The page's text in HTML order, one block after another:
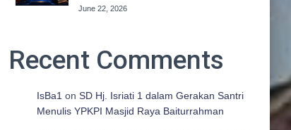
June 22, 2026
Recent Comments
IsBa1 on SD Hj. Isriati 1 dalam Gerakan Santri
Menulis YPKPI Masjid Raya Baiturrahman